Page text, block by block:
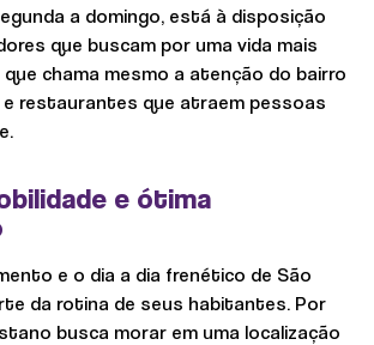
a domingo, está à disposição
que buscam por uma vida mais
que chama mesmo a atenção do bairro
e restaurantes que atraem pessoas
e ótima
e o dia a dia frenético de São
da rotina de seus habitantes. Por
busca morar em uma localização